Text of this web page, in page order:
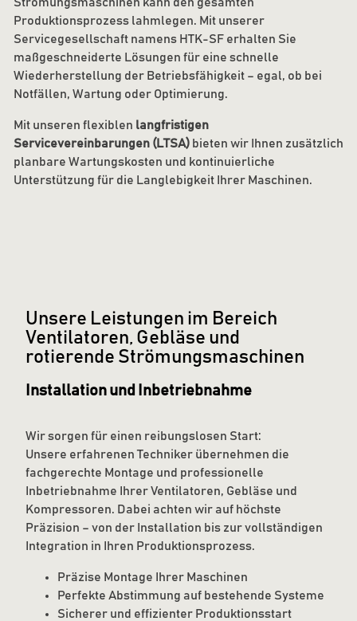
Produktionsprozess lahmlegen. Mit unserer
Servicegesellschaft namens HTK-SF erhalten Sie
maßgeschneiderte Lösungen für eine schnelle
Wiederherstellung der Betriebsfähigkeit – egal, ob bei
Notfällen, Wartung oder Optimierung.
Mit unseren flexiblen langfristigen
Servicevereinbarungen (LTSA)bieten wir Ihnen zusätzlich
planbare Wartungskosten und kontinuierliche
Unterstützung für die Langlebigkeit Ihrer Maschinen.
Unsere Leistungen im Bereich
Ventilatoren, Gebläse und
rotierende Strömungsmaschinen
Installation und Inbetriebnahme
Wir sorgen für einen reibungslosen Start:
Unsere erfahrenen Techniker übernehmen die
fachgerechte Montage und professionelle
Inbetriebnahme Ihrer Ventilatoren, Gebläse und
Kompressoren. Dabei achten wir auf höchste
Präzision – von der Installation bis zur vollständigen
Integration in Ihren Produktionsprozess.
Präzise Montage Ihrer Maschinen
Perfekte Abstimmung auf bestehende Systeme
Sicherer und effizienter Produktionsstart